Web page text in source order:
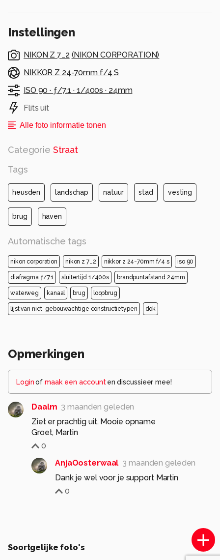
Instellingen
NIKON Z 7_2 (NIKON CORPORATION)
NIKKOR Z 24-70mm f/4 S
ISO 90 · ƒ/7.1 · 1/400s · 24mm
Flits uit
Alle foto informatie tonen
Categorie Straat
Tags
heusden landschap natuur stad vesting
brug haven
Automatische tags
nikon corporation nikon z 7_2 nikkor z 24-70mm f/4 s iso 90
diafragma ƒ/7.1 sluitertijd 1/400s brandpuntafstand 24mm
waterweg kanaal brug loopbrug
lijst van niet-gebouwachtige constructietypen dok
Opmerkingen
Loginof maak een account en discussieer mee!
Daalm 3 maanden geleden
Ziet er prachtig uit. Mooie opname
Groet, Martin
0
AnjaOosterwaal 3 maanden geleden
Dank je wel voor je support Martin
0
Soortgelijke foto's